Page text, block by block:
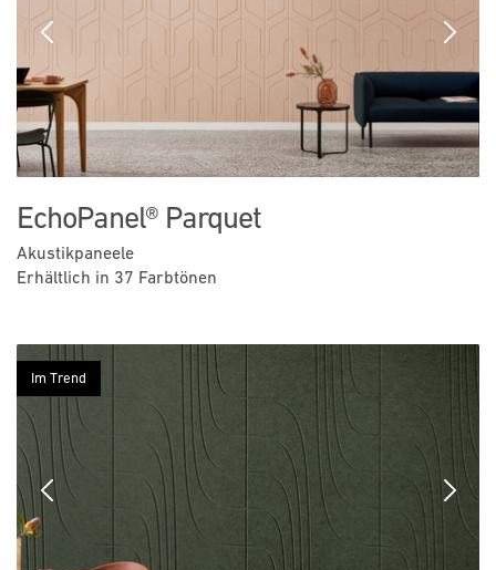
Previous Next
EchoPanel® Parquet
Akustikpaneele
Erhältlich in 37 Farbtönen
Previous Next
Im Trend